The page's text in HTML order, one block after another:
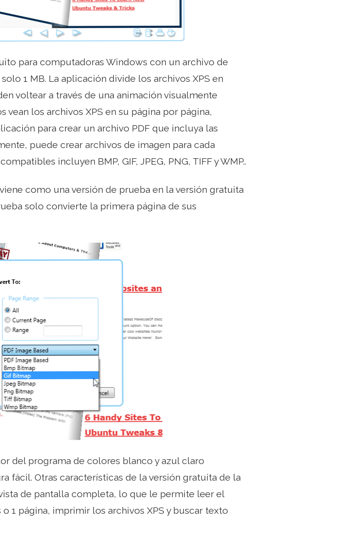
para computadoras Windows con un archivo de
1 MB. La aplicación divide los archivos XPS en
voltear a través de una animación visualmente
vean los archivos XPS en su página por página,
para crear un archivo PDF que incluya las
puede crear archivos de imagen para cada
incluyen BMP, GIF, JPEG, PNG, TIFF y WMP..
como una versión de prueba en la versión gratuita
solo convierte la primera página de sus
del programa de colores blanco y azul claro
fácil. Otras características de la versión gratuita de la
de pantalla completa, lo que le permite leer el
1 página, imprimir los archivos XPS y buscar texto